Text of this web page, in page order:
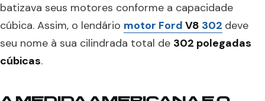
batizava seus motores conforme a capacidade
cúbica. Assim, o lendário motor Ford V8 302 deve
seu nome à sua cilindrada total de 302 polegadas
cúbicas.